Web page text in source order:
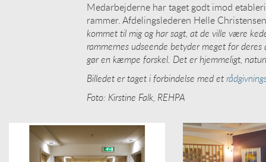
Medarbejderne har taget godt imod
rammer. Afdelingslederen Helle
kommet til mig og har sagt, at de ville være
rammernes udseende betyder meget for
gør en kæmpe forskel. Det er hjemmeligt,
Billedet er taget i forbindelse med et
Foto: Kirstine Falk, REHPA